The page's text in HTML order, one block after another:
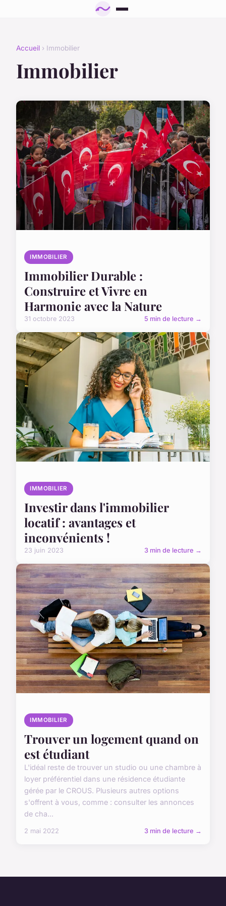
Accueil › Immobilier
Immobilier
IMMOBILIER
Immobilier Durable :
Construire et Vivre en
Harmonie avec la Nature
31 octobre 2023 5 min de lecture →
IMMOBILIER
Investir dans l'immobilier
locatif : avantages et
inconvénients !
23 juin 2023 3 min de lecture →
IMMOBILIER
Trouver un logement quand on
est étudiant
L'idéal reste de trouver un studio ou une chambre à
loyer préférentiel dans une résidence étudiante
gérée par le CROUS. Plusieurs autres options
s'offrent à vous, comme : consulter les annonces
de cha...
2 mai 2022 3 min de lecture →